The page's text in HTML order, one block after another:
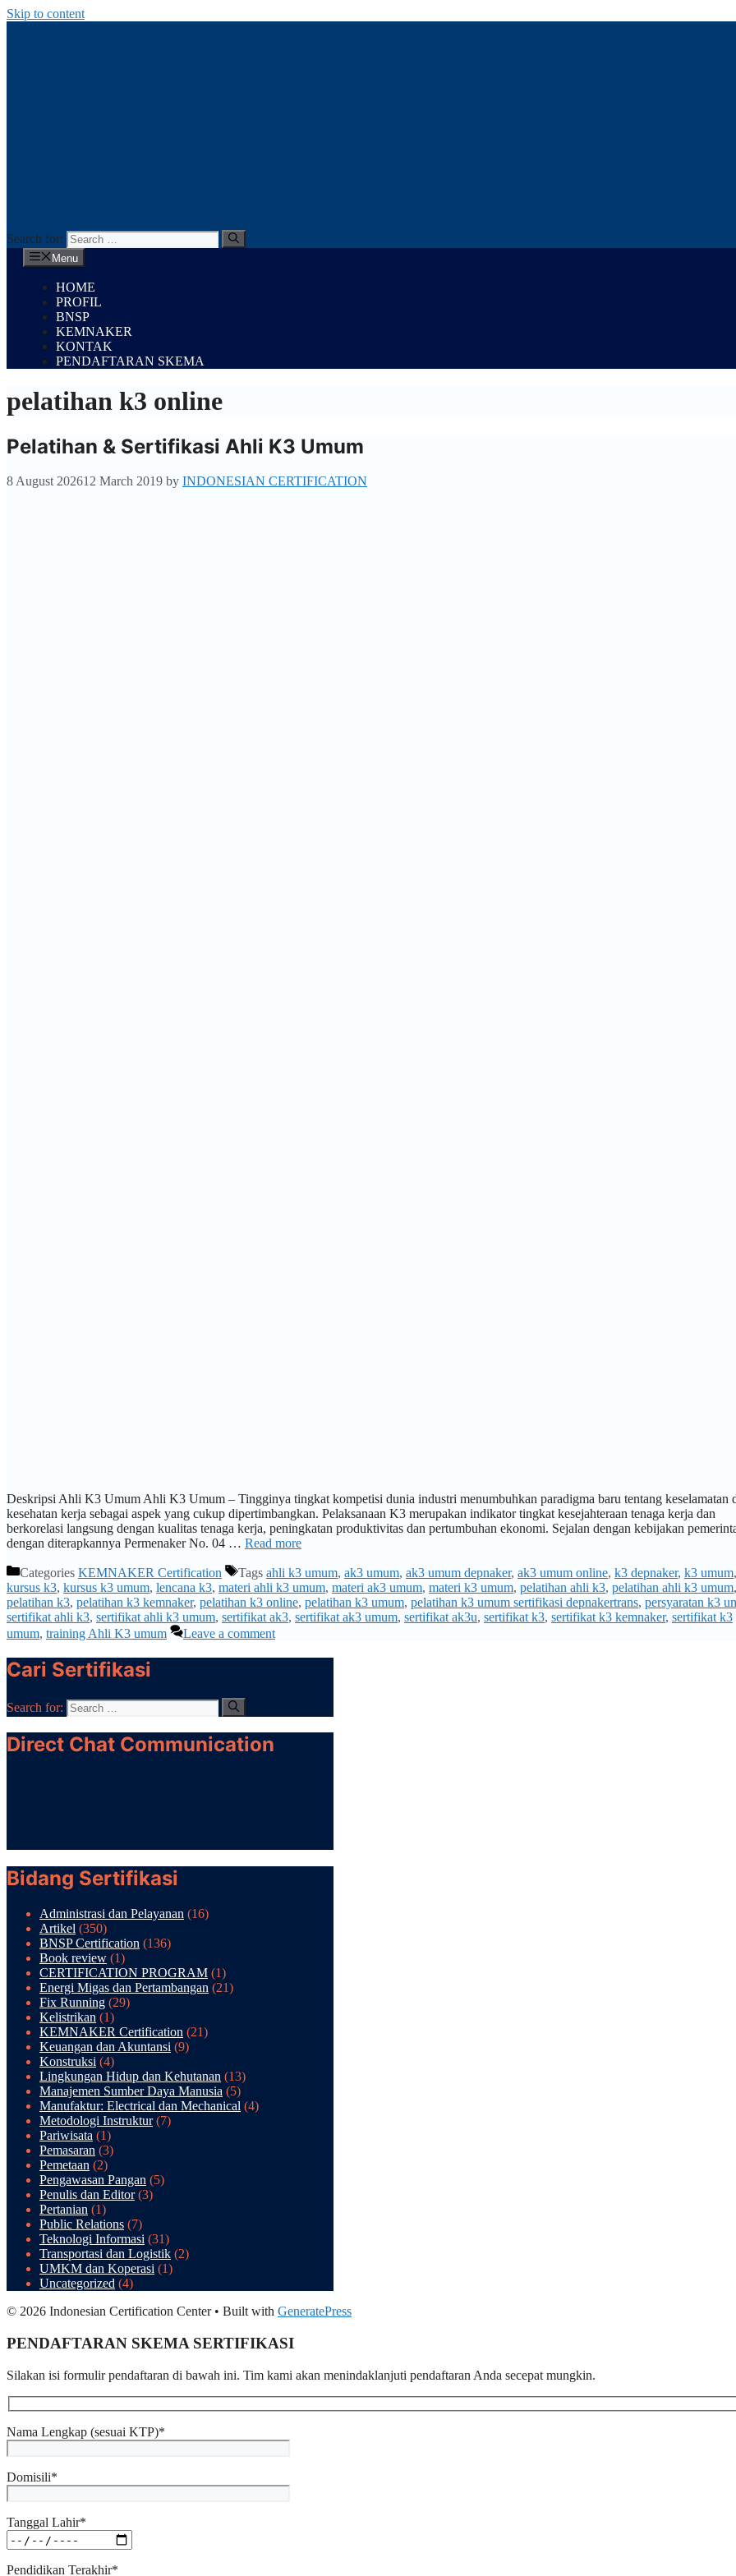
Skip to content
Search for:
Menu
HOME
PROFIL
BNSP
KEMNAKER
KONTAK
PENDAFTARAN SKEMA
pelatihan k3 online
Pelatihan & Sertifikasi Ahli K3 Umum
8 August 202612 March 2019 by INDONESIAN CERTIFICATION
Deskripsi Ahli K3 Umum Ahli K3 Umum – Tingginya tingkat kompetisi dunia industri menumbuhkan paradigma baru tentang keselamatan
kesehatan kerja sebagai aspek yang cukup dipertimbangkan. Pelaksanaan K3 merupakan indikator tingkat kesejahteraan tenaga kerja dan
berkorelasi langsung dengan kualitas tenaga kerja, peningkatan produktivitas dan pertumbuhan ekonomi. Sejalan dengan kebijakan
dengan diterapkannya Permenaker No. 04 … Read more
Categories KEMNAKER Certification Tags ahli k3 umum, ak3 umum, ak3 umum depnaker, ak3 umum online, k3 depnaker, k3 umum,
kursus k3, kursus k3 umum, lencana k3, materi ahli k3 umum, materi ak3 umum, materi k3 umum, pelatihan ahli k3, pelatihan ahli k3 umum,
pelatihan k3, pelatihan k3 kemnaker, pelatihan k3 online, pelatihan k3 umum, pelatihan k3 umum sertifikasi depnakertrans, persyaratan k3
sertifikat ahli k3, sertifikat ahli k3 umum, sertifikat ak3, sertifikat ak3 umum, sertifikat ak3u, sertifikat k3, sertifikat k3 kemnaker, sertifikat k3
umum, training Ahli K3 umum Leave a comment
Cari Sertifikasi
Search for:
Direct Chat Communication
Bidang Sertifikasi
Administrasi dan Pelayanan (16)
Artikel (350)
BNSP Certification (136)
Book review (1)
CERTIFICATION PROGRAM (1)
Energi Migas dan Pertambangan (21)
Fix Running (29)
Kelistrikan (1)
KEMNAKER Certification (21)
Keuangan dan Akuntansi (9)
Konstruksi (4)
Lingkungan Hidup dan Kehutanan (13)
Manajemen Sumber Daya Manusia (5)
Manufaktur: Electrical dan Mechanical (4)
Metodologi Instruktur(7)
Pariwisata (1)
Pemasaran (3)
Pemetaan (2)
Pengawasan Pangan (5)
Penulis dan Editor(3)
Pertanian (1)
Public Relations (7)
Teknologi Informasi (31)
Transportasi dan Logistik (2)
UMKM dan Koperasi (1)
Uncategorized (4)
© 2026 Indonesian Certification Center• Built with GeneratePress
PENDAFTARAN SKEMA SERTIFIKASI​
Silakan isi formulir pendaftaran di bawah ini. Tim kami akan menindaklanjuti pendaftaran Anda secepat mungkin.
Nama Lengkap (sesuai KTP)*
Domisili*
Tanggal Lahir*
Pendidikan Terakhir*